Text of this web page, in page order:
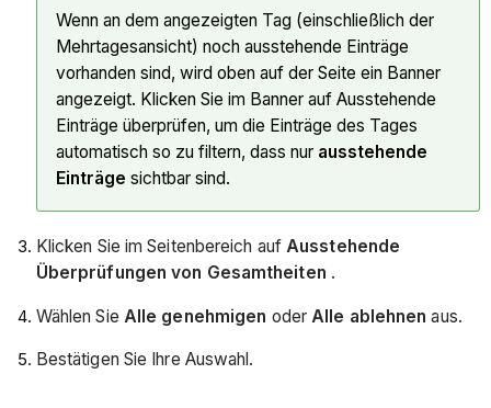
Wenn an dem angezeigten Tag (einschließlich der
Mehrtagesansicht) noch ausstehende Einträge
vorhanden sind, wird oben auf der Seite ein Banner
angezeigt. Klicken Sie im Banner auf Ausstehende
Einträge überprüfen, um die Einträge des Tages
automatisch so zu filtern, dass nur ausstehende
Einträge sichtbar sind.
Klicken Sie im Seitenbereich aufAusstehende
Überprüfungen von Gesamtheiten .
Wählen Sie Alle genehmigen oder Alle ablehnen aus.
Bestätigen Sie Ihre Auswahl.